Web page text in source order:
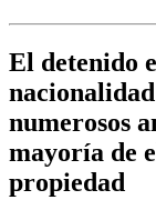
El detenido
numerosos
mayoría de
propiedad